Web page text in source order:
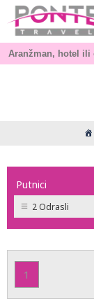
Putnici
2 Odrasli
1